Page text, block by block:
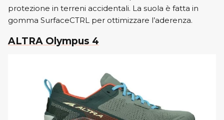
protezione in terreni accidentali. La suola è fatta in
gomma SurfaceCTRL per ottimizzare l’aderenza.
ALTRA Olympus 4